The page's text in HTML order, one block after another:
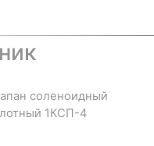
соленоидный
1КСП-4